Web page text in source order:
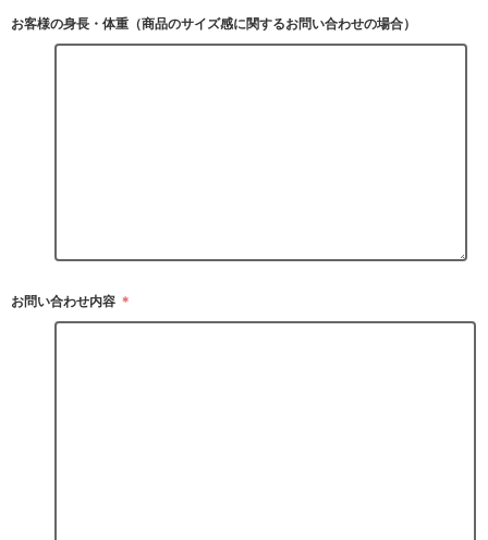
お客様の身長・体重（商品のサイズ感に関するお問い合わせの場合）
お問い合わせ内容 ＊